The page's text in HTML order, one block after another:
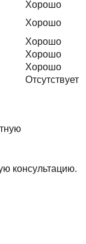
Хорошо
Хорошо
Хорошо
Хорошо
Хорошо
Отсутствует
консультацию.